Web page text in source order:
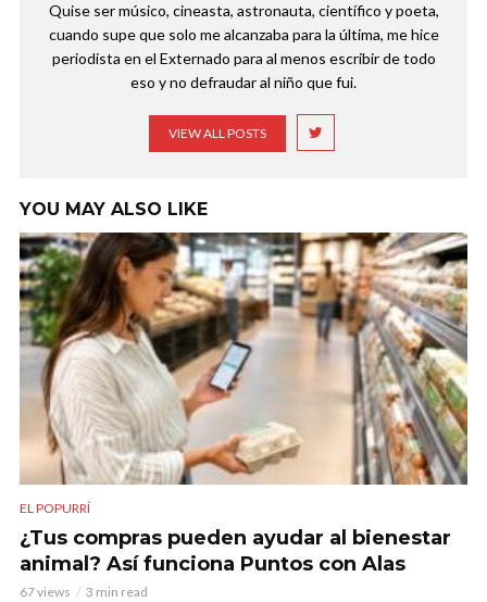
Quise ser músico, cineasta, astronauta, científico y poeta,
cuando supe que solo me alcanzaba para la última, me hice
periodista en el Externado para al menos escribir de todo
eso y no defraudar al niño que fui.
VIEW ALL POSTS
YOU MAY ALSO LIKE
EL POPURRÍ
¿Tus compras pueden ayudar al bienestar
animal? Así funciona Puntos con Alas
67 views 3 min read